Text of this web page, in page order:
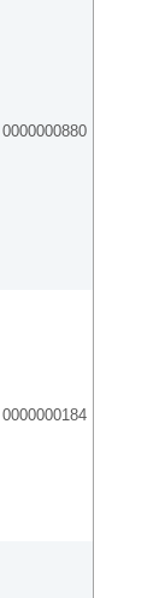
0000000880
0000000184